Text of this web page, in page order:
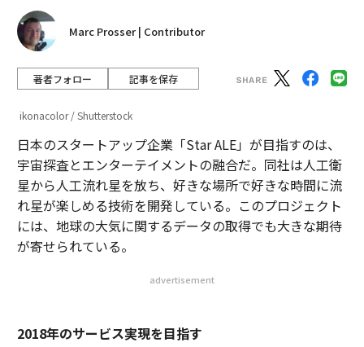
Marc Prosser | Contributor
著者フォロー 記事を保存
ikonacolor / Shutterstock
日本のスタートアップ企業「Star ALE」が目指すのは、
宇宙探査とエンターテイメントの融合だ。同社は人工衛
星から人工流れ星を放ち、好きな場所で好きな時間に流
れ星が楽しめる技術を開発している。このプロジェクト
には、地球の大気に関するデータの取得でも大きな期待
が寄せられている。
advertisement
2018年のサービス実現を目指す